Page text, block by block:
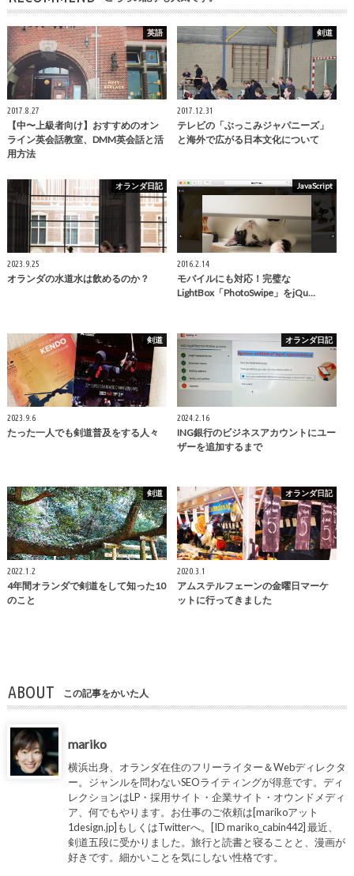
英語
2017.8.27
【中〜上級者向け】おすすめのオン
ライン英会話教室、DMM英会話と活
用方法
剣道
2017.12.31
テレビの「ぶっこみジャパニーズ」
と海外で広がる日本文化について
オランダ日記
2023.9.25
オランダの水道水は飲めるのか？
JavaScript
2016.2.14
モバイルにも対応！完璧な
LightBox「PhotoSwipe」をjQu…
剣道
2023.9.6
たった一人でも剣道普及をする人々
オランダ日記
2024.2.16
ING銀行のビジネスアカウントにユー
ザーを追加するまで
剣道
2022.1.2
4年間オランダで剣道をして知った10
のこと
オランダ日記
2020.3.1
アムステルフェーンの金曜日マーケ
ットに行ってきました
ABOUT この記事をかいた人
mariko
横浜出身、オランダ在住のフリーライター＆Webディレクタ
ー。ジャンルを問わないSEOライティングが得意です。ディ
レクションはLP・採用サイト・企業サイト・オウンドメディ
ア、何でもやります。お仕事のご依頼は[marikoアット
1design.jp]もしくはTwitterへ。[ID mariko_cabin442] 最近、
剣道五段に受かりました。旅行と読書と寝ることと、漫画が
好きです。細かいことを気にしない性格です。